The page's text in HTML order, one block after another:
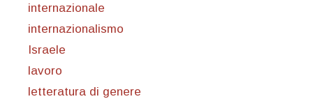
internazionale
internazionalismo
Israele
lavoro
letteratura di genere